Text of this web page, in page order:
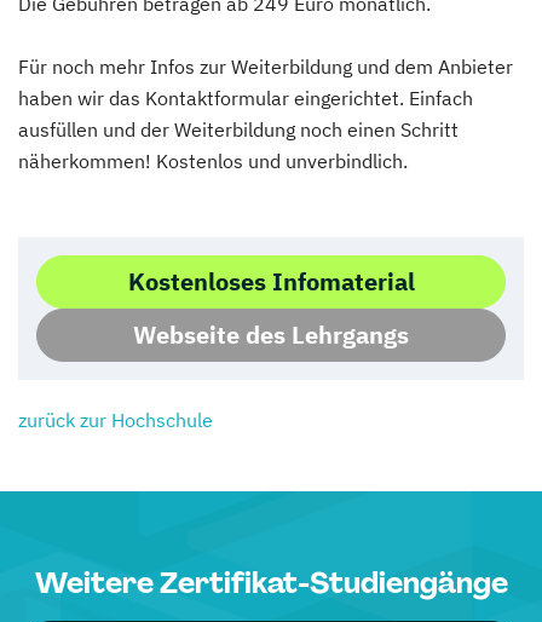
Für noch mehr Infos zur Weiterbildung und dem Anbieter
haben wir das Kontaktformular eingerichtet. Einfach
ausfüllen und der Weiterbildung noch einen Schritt
näherkommen! Kostenlos und unverbindlich.
Kostenloses Infomaterial
Webseite des Lehrgangs
zurück zur Hochschule
Weitere Zertifikat-Studiengänge